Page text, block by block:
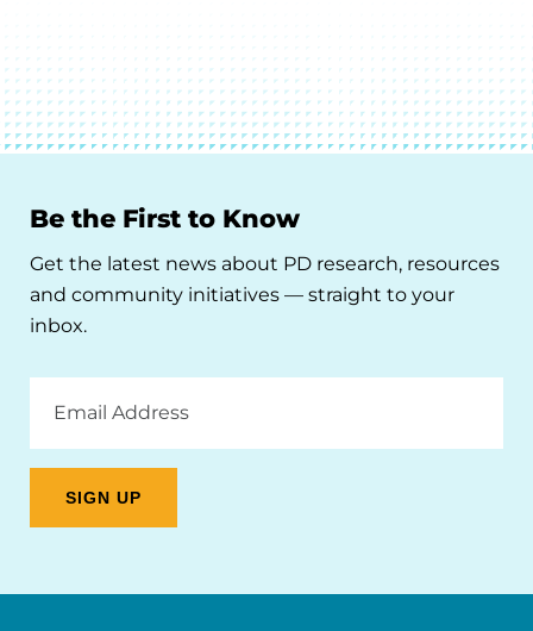
Be the First to Know
Get the latest news about PD research, resources
and community initiatives — straight to your
inbox.
Address